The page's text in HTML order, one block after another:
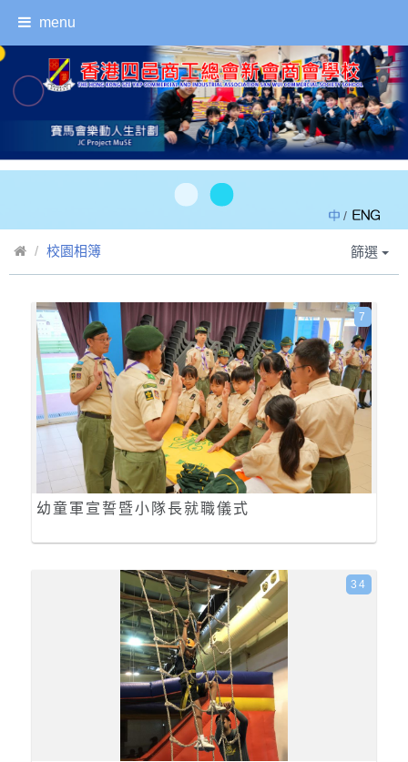
menu
/
校園相簿 篩選
幼童軍宣誓暨小隊長就職儀式
7
34